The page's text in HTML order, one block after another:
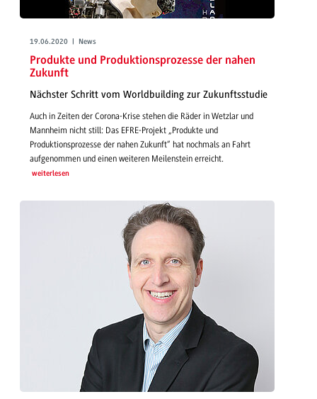
19.06.2020 | News
Produkte und Produktionsprozesse der nahen
Zukunft
Nächster Schritt vom Worldbuilding zur Zukunftsstudie
Auch in Zeiten der Corona-Krise stehen die Räder in Wetzlar und
Mannheim nicht still: Das EFRE-Projekt „Produkte und
Produktionsprozesse der nahen Zukunft“ hat nochmals an Fahrt
aufgenommen und einen weiteren Meilenstein erreicht.
weiterlesen